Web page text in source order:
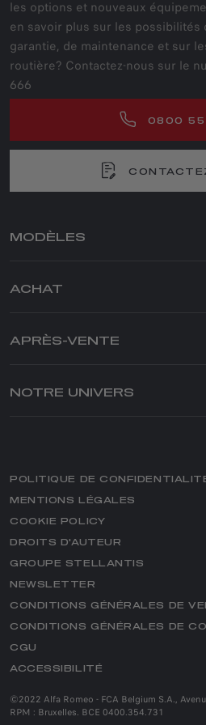
les options et nouveaux
en savoir plus sur les possibilités
garantie, de maintenance et sur
routière? Contactez-nous sur le
666
0800
MODÈLES
JUNIOR IBRIDA
TONALE
SÉRIE SPÉCIALE
ACHAT
NOS OFFRES PARTICULIERS
SERVICES FINANCIERS
ESTIMEZ VOTRE REPRISE
APRÈS-VENTE
OFFRES DU MOMENT
ASSISTANCE
PIÈCES DE RECHANGE ALFA
ACCESSOIRES
PNEUS
CONNECTIVITÉ
RECYCLAGE DES VÉHICULES
NOTRE UNIVERS
MERCHANDISING
CLUBS
MAGAZINE
HERITAGE
HISTOIRE
SERVICES HERITAGE
MUSÉE ALFA ROMEO
SPORTS CARS
SALOON CARS
POLITIQUE DE
MENTIONS LÉGALES
COOKIE POLICY
DROITS D'AUTEUR
GROUPE STELLANTIS
NEWSLETTER
CONDITIONS GÉNÉRALES DE
CONDITIONS GÉNÉRALES DE
CGU
ACCESSIBILITÉ
©2022 Alfa Romeo - FCA Belgium S.A.,
RPM : Bruxelles. BCE 0400.354.731